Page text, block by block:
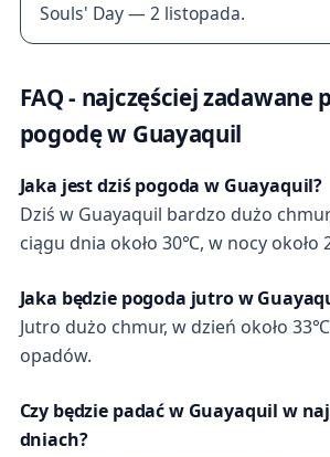
Souls' Day — 2 listopada.
FAQ - najczęściej zadawane
pogodę w Guayaquil
Jaka jest dziś pogoda w Guayaquil?
Dziś w Guayaquil bardzo dużo
ciągu dnia około 30℃, w nocy około
Jaka będzie pogoda jutro w
Jutro dużo chmur, w dzień około
opadów.
Czy będzie padać w Guayaquil w
dniach?